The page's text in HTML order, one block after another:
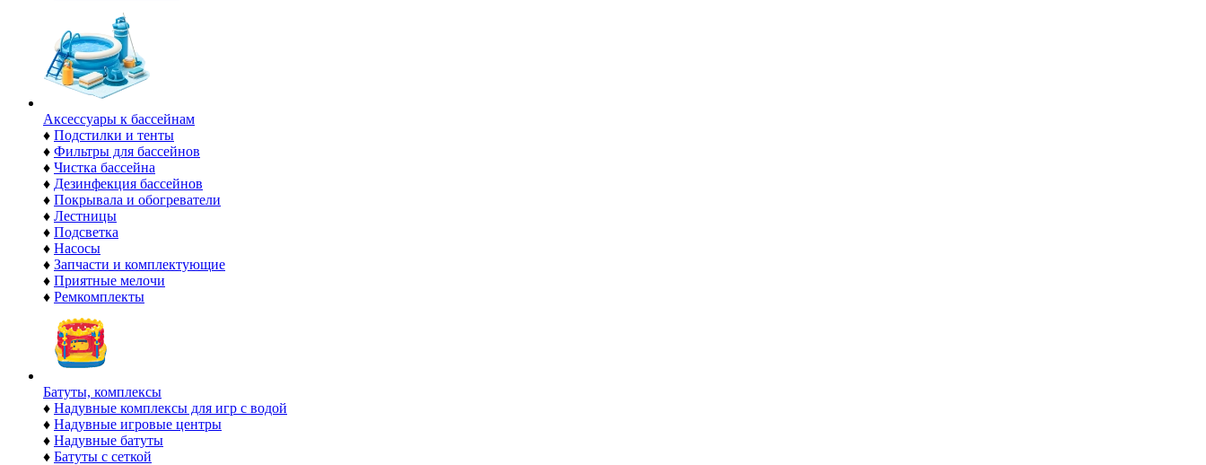
Аксессуары к бассейнам
♦ Подстилки и тенты
♦ Фильтры для бассейнов
♦ Чистка бассейна
♦ Дезинфекция бассейнов
♦ Покрывала и обогреватели
♦ Лестницы
♦ Подсветка
♦ Насосы
♦ Запчасти и комплектующие
♦ Приятные мелочи
♦ Ремкомплекты
Батуты, комплексы
♦ Надувные комплексы для игр с водой
♦ Надувные игровые центры
♦ Надувные батуты
♦ Батуты с сеткой